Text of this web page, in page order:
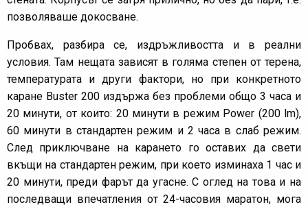
позволяваше докосване.
Пробвах, разбира се, издръжливостта и в реални
условия. Там нещата зависят в голяма степен от терена,
температурата и други фактори, но при конкретното
каране Buster 200 издържа без проблеми общо 3 часа и
20 минути, от които: 20 минути в режим Power (200 lm),
60 минути в стандартен режим и 2 часа в слаб режим.
След приключване на карането го оставих да свети
вкъщи на стандартен режим, при което изминаха 1 час и
20 минути, преди фарът да угасне. С оглед на това и на
последващи впечатления от 24-часовия маратон, мога